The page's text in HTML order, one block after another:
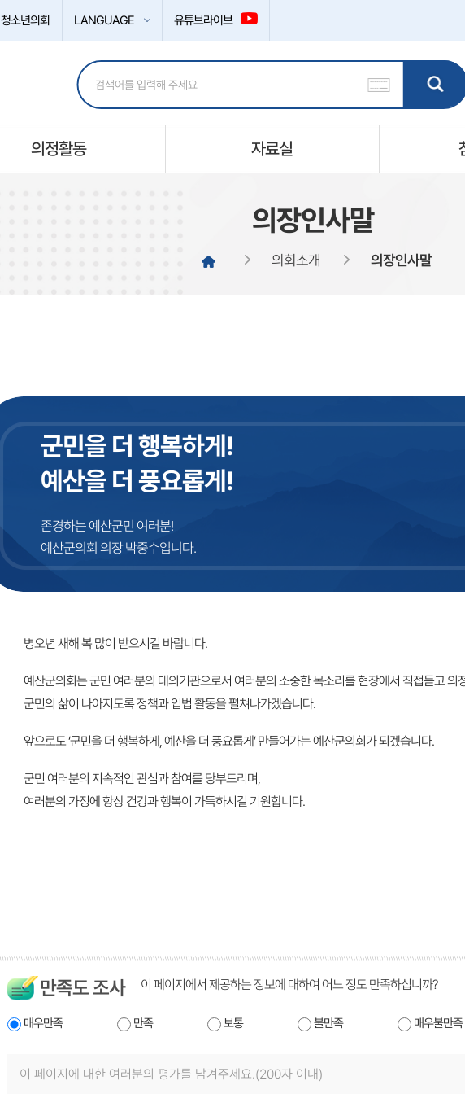
청소년의회 LANGUAGE 유튜브라이브
의정활동 자료실
의장인사말
의회소개 의장인사말
군민을 더 행복하게!
예산을 더 풍요롭게!
존경하는 예산군민 여러분!
예산군의회 의장 박중수입니다.
병오년 새해 복 많이 받으시길 바랍니다.
예산군의회는 군민 여러분의 대의기관으로서 여러분의 소중한 목소리를 현장에서 직접듣고 의
군민의 삶이 나아지도록 정책과 입법 활동을 펼쳐나가겠습니다.
앞으로도 ‘군민을 더 행복하게, 예산을 더 풍요롭게’ 만들어가는 예산군의회가 되겠습니다.
군민 여러분의 지속적인 관심과 참여를 당부드리며,
여러분의 가정에 항상 건강과 행복이 가득하시길 기원합니다.
만족도 조사 이 페이지에서 제공하는 정보에 대하여 어느 정도 만족하십니까?
매우만족 만족 보통 불만족 매우불만족